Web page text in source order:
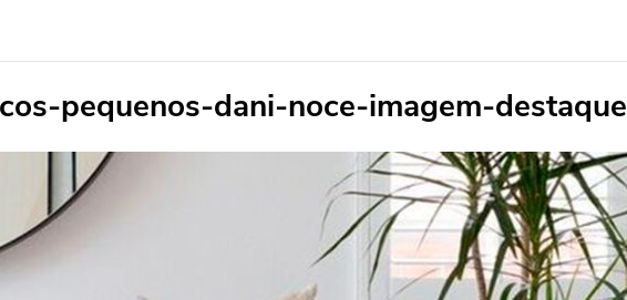
pequenos-dani-noce-imagem-destaque